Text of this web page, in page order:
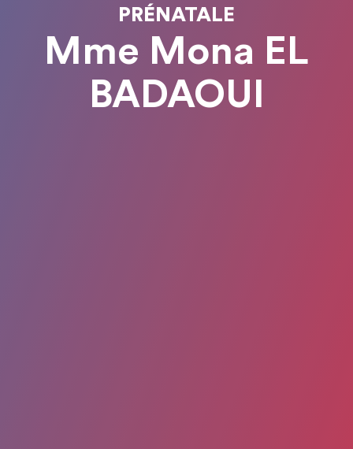
PRÉNATALE
Mme Mona EL
BADAOUI